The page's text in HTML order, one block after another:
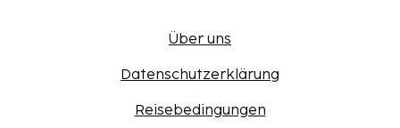
Über uns
Datenschutzerklärung
Reisebedingungen